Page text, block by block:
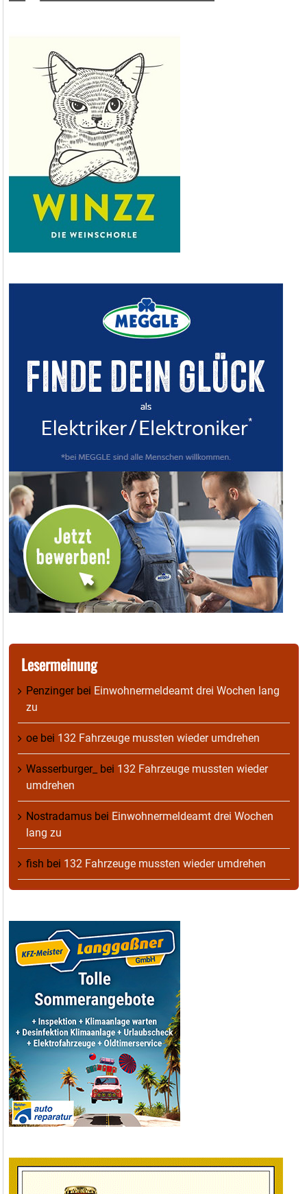
Lesermeinung
Penzingerbei Einwohnermeldeamt drei Wochen lang
zu
oe bei 132 Fahrzeuge mussten wieder umdrehen
Wasserburger_ bei 132 Fahrzeuge mussten wieder
umdrehen
Nostradamus bei Einwohnermeldeamt drei Wochen
lang zu
fish bei 132 Fahrzeuge mussten wieder umdrehen